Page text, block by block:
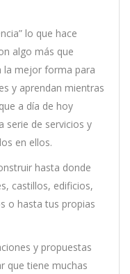
lo que hace
algo más que
la mejor forma para
y aprendan mientras
a día de hoy
serie de servicios y
en ellos.
hasta donde
castillos, edificios,
o hasta tus propias
y propuestas
que tiene muchas